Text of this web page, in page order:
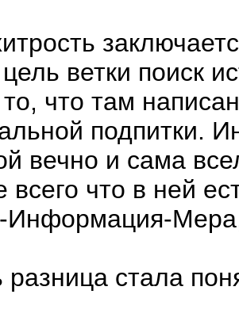
ветки поиск
что там
подпитки.
вечно и сама
всего что в ней
Информация-
стала